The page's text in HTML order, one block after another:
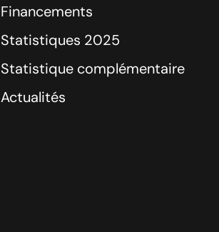
Financements
Statistiques 2025
Statistique complémentaire
Actualités